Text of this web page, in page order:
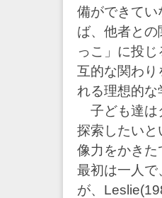
備ができて
ば、他者と
っこ」に投
互的な関わ
れる理想的
子ども達は
探索したい
像力をかき
最初は一人
が、